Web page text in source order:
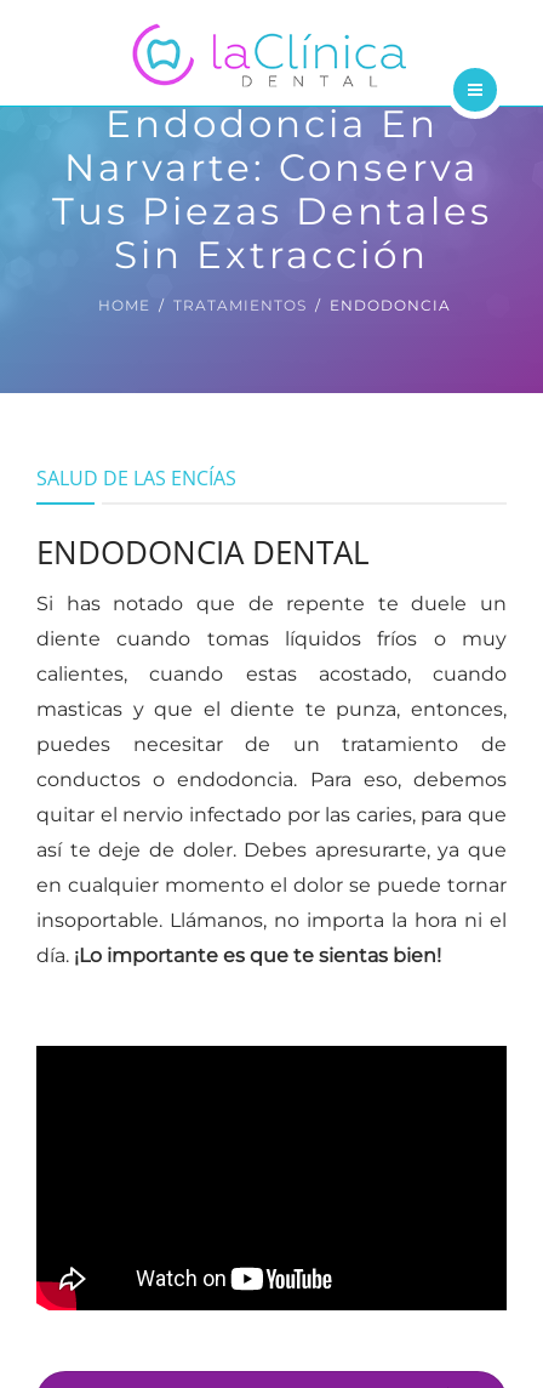
TRATAMIENTOS
CONTÁCTANOS
NOSOTROS
TRATAMIENTOS
DENTISTAS
Endodoncia En
Narvarte: Conserva
Tus Piezas Dentales
Sin Extracción
HOME TRATAMIENTOS ENDODONCIA
SALUD DE LAS ENCÍAS
ENDODONCIA DENTAL
Si has notado que de repente te duele un
diente cuando tomas líquidos fríos o muy
calientes, cuando estas acostado, cuando
masticas y que el diente te punza, entonces,
puedes necesitar de un tratamiento de
conductos o endodoncia. Para eso, debemos
quitar el nervio infectado por las caries, para que
así te deje de doler. Debes apresurarte, ya que
en cualquier momento el dolor se puede tornar
insoportable. Llámanos, no importa la hora ni el
día. ¡Lo importante es que te sientas bien!